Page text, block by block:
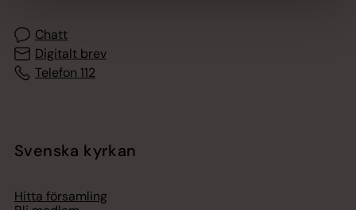
Chatt
Digitalt brev
Telefon 112
Svenska kyrkan
Hitta församling